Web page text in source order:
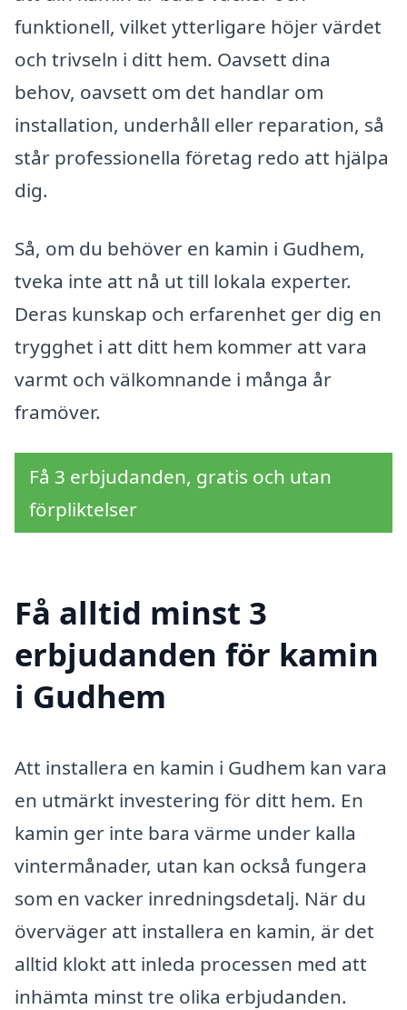
funktionell, vilket ytterligare höjer värdet
och trivseln i ditt hem. Oavsett dina
behov, oavsett om det handlar om
installation, underhåll eller reparation, så
står professionella företag redo att hjälpa
dig.
Så, om du behöver en kamin i Gudhem,
tveka inte att nå ut till lokala experter.
Deras kunskap och erfarenhet ger dig en
trygghet i att ditt hem kommer att vara
varmt och välkomnande i många år
framöver.
Få 3 erbjudanden, gratis och utan
förpliktelser
Få alltid minst 3
erbjudanden för kamin
i Gudhem
Att installera en kamin i Gudhem kan vara
en utmärkt investering för ditt hem. En
kamin ger inte bara värme under kalla
vintermånader, utan kan också fungera
som en vacker inredningsdetalj. När du
överväger att installera en kamin, är det
alltid klokt att inleda processen med att
inhämta minst tre olika erbjudanden.